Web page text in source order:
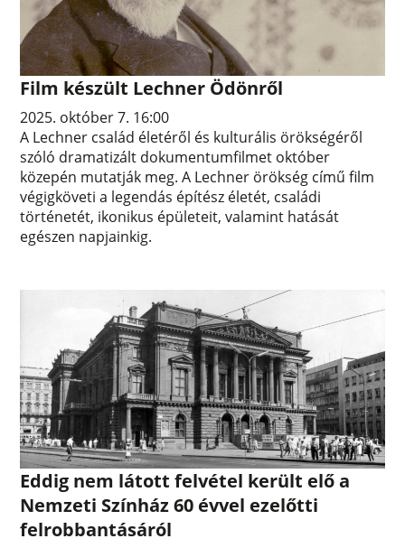
Film készült Lechner Ödönről
2025. október 7. 16:00
A Lechner család életéről és kulturális örökségéről
szóló dramatizált dokumentumfilmet október
közepén mutatják meg. A Lechner örökség című film
végigköveti a legendás építész életét, családi
történetét, ikonikus épületeit, valamint hatását
egészen napjainkig.
Eddig nem látott felvétel került elő a
Nemzeti Színház 60 évvel ezelőtti
felrobbantásáról